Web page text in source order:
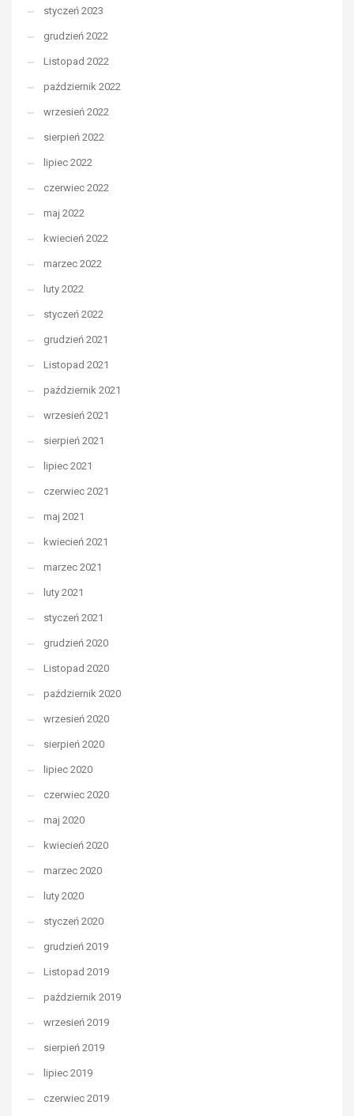
styczeń 2023
grudzień 2022
Listopad 2022
październik 2022
wrzesień 2022
sierpień 2022
lipiec 2022
czerwiec 2022
maj 2022
kwiecień 2022
marzec 2022
luty 2022
styczeń 2022
grudzień 2021
Listopad 2021
październik 2021
wrzesień 2021
sierpień 2021
lipiec 2021
czerwiec 2021
maj 2021
kwiecień 2021
marzec 2021
luty 2021
styczeń 2021
grudzień 2020
Listopad 2020
październik 2020
wrzesień 2020
sierpień 2020
lipiec 2020
czerwiec 2020
maj 2020
kwiecień 2020
marzec 2020
luty 2020
styczeń 2020
grudzień 2019
Listopad 2019
październik 2019
wrzesień 2019
sierpień 2019
lipiec 2019
czerwiec 2019